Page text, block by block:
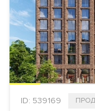
ID: 539169